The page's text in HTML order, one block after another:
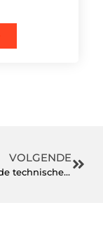
VOLGENDE
Verschillende technische opleidingen om uit te kiezen als je elektricien wilt worden